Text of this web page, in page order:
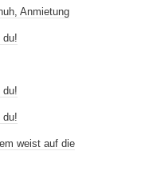
Anmietung
du!
du!
du!
weist auf die